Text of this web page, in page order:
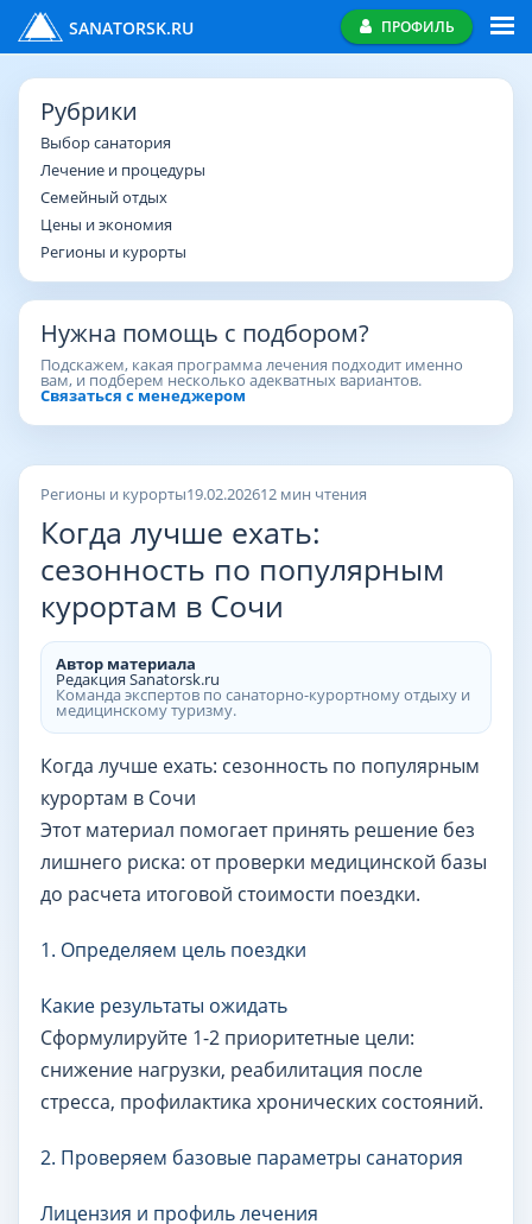
SANATORSK.RU ПРОФИЛЬ
Регионы и курорты19.02.202612 мин чтения
Когда лучше ехать:
сезонность по популярным
курортам в Сочи
Автор материала
Редакция Sanatorsk.ru
Команда экспертов по санаторно-курортному отдыху и
медицинскому туризму.
Когда лучше ехать: сезонность по популярным
курортам в Сочи
Этот материал помогает принять решение без
лишнего риска: от проверки медицинской базы
до расчета итоговой стоимости поездки.
1. Определяем цель поездки
Какие результаты ожидать
Сформулируйте 1-2 приоритетные цели:
снижение нагрузки, реабилитация после
стресса, профилактика хронических состояний.
2. Проверяем базовые параметры санатория
Лицензия и профиль лечения
Рубрики
Выбор санатория
Лечение и процедуры
Семейный отдых
Цены и экономия
Регионы и курорты
Нужна помощь с подбором?
Подскажем, какая программа лечения подходит именно
вам, и подберем несколько адекватных вариантов.
Связаться с менеджером